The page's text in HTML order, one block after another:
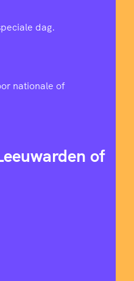
dag.
nationale of
of